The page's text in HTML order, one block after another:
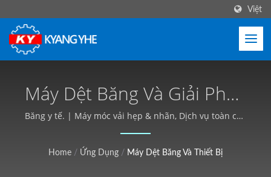
Việt
Máy Dệt Băng Và Giải Pháp
Sản Xuất | Thiết Bị Dệt
Công Nghiệp, Tùy Chỉnh,
Băng y tế. | Máy móc vải hẹp & nhãn, Dịch vụ toàn cầu
- Kyang Yhe (KY)
Home / Ứng Dụng / Máy Dệt Băng Và Thiết Bị